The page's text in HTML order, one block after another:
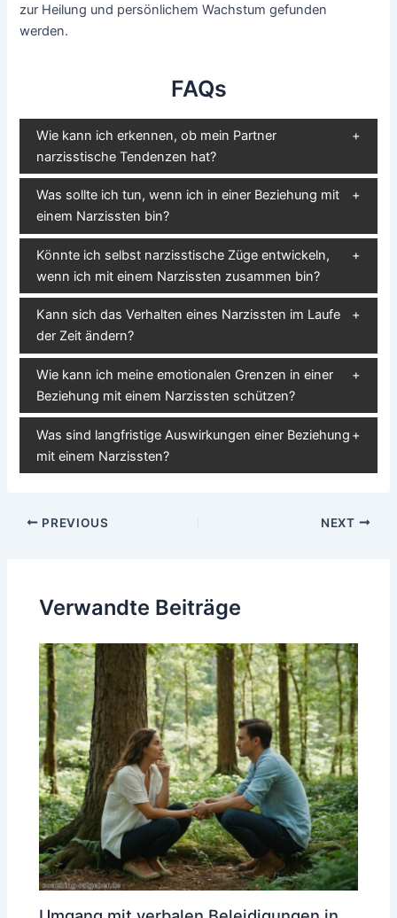
zur Heilung und persönlichem Wachstum gefunden
werden.
FAQs
Wie kann ich erkennen, ob mein Partner
narzisstische Tendenzen hat?
Was sollte ich tun, wenn ich in einer Beziehung mit
einem Narzissten bin?
Könnte ich selbst narzisstische Züge entwickeln,
wenn ich mit einem Narzissten zusammen bin?
Kann sich das Verhalten eines Narzissten im Laufe
der Zeit ändern?
Wie kann ich meine emotionalen Grenzen in einer
Beziehung mit einem Narzissten schützen?
Was sind langfristige Auswirkungen einer Beziehung
mit einem Narzissten?
Post
PREVIOUS NEXT
Verwandte Beiträge